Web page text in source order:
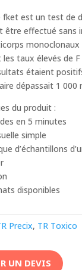
fket est un test de
être effectué
taux élevés de
étaient
dépassait 1 000
du produit :
en 5 minutes
simple
d’échantillons
disponibles
Precix, TR Toxico
UN DEVIS